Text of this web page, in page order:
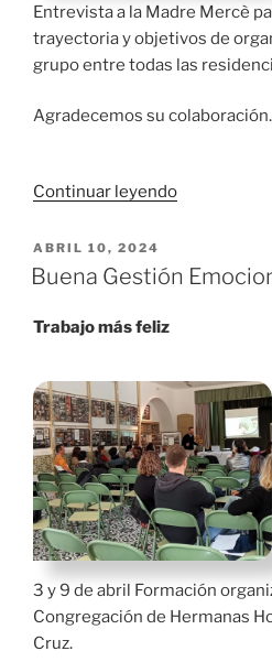
Entrevista a la Madre Mercè
trayectoria y objetivos de
grupo entre todas las
Agradecemos su colaboración.
Continuar leyendo«Entrevista
Arimany
PUBLICADO
EL
ABRIL 10, 2024
Buena Gestión
Trabajo más feliz
3 y 9 de abril Formación
Congregación de Hermanas
Cruz.